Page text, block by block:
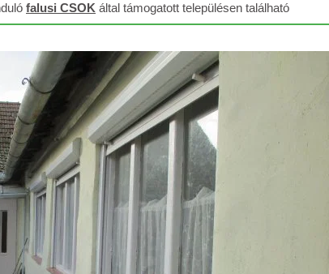
falusi CSOK által támogatott településen található